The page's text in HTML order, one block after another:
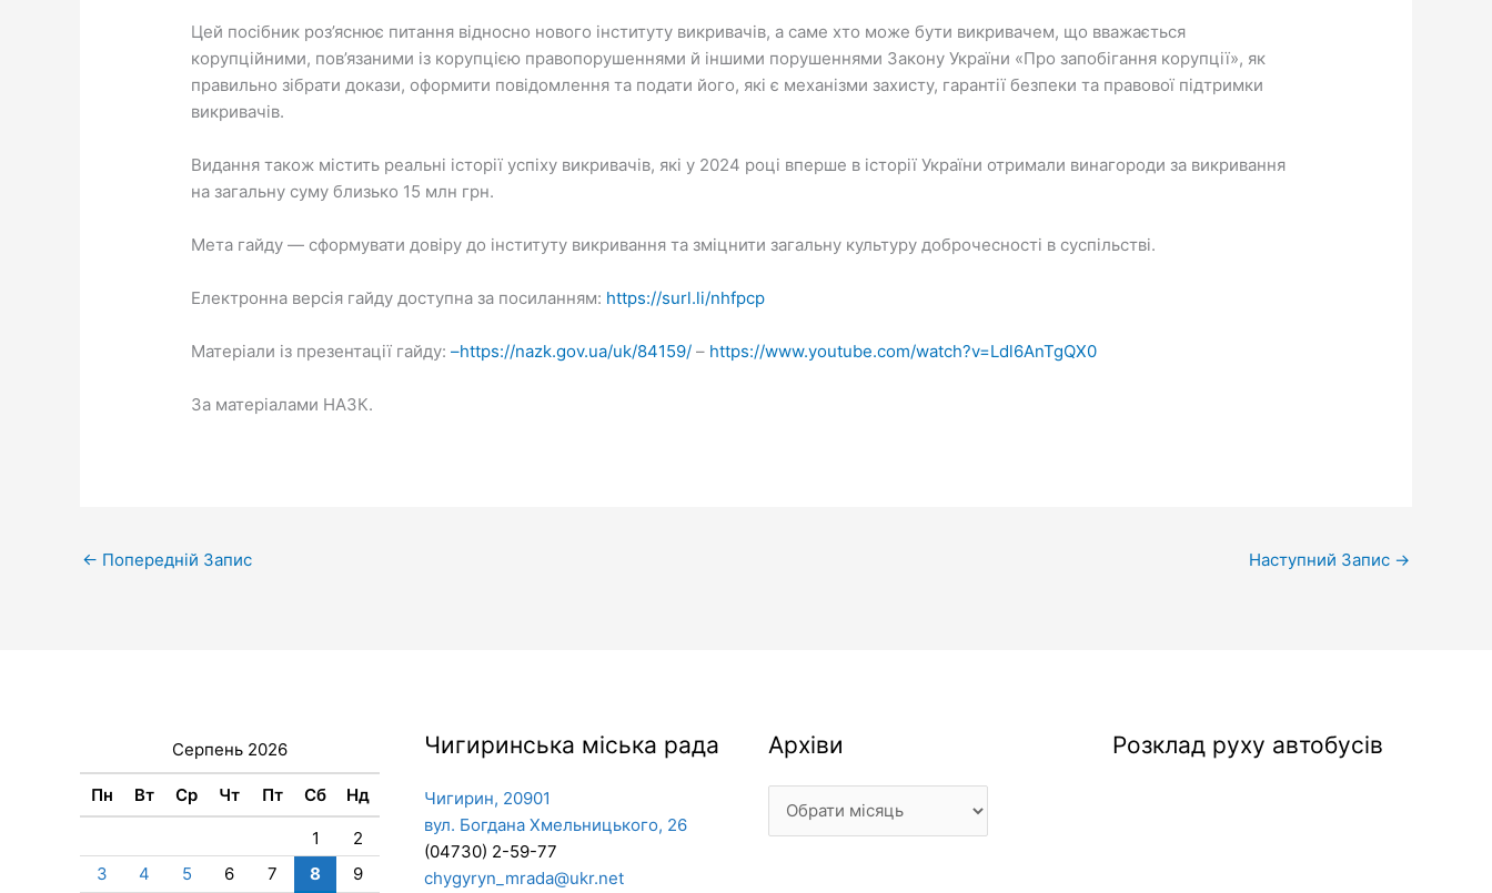
Цей посібник роз’яснює питання відносно нового інституту викривачів, а саме хто може бути викривачем, що вважається
корупційними, пов’язаними із корупцією правопорушеннями й іншими порушеннями Закону України «Про запобігання корупції», як
правильно зібрати докази, оформити повідомлення та подати його, які є механізми захисту, гарантії безпеки та правової підтримки
викривачів.
Видання також містить реальні історії успіху викривачів, які у 2024 році вперше в історії України отримали винагороди за викривання
на загальну суму близько 15 млн грн.
Мета гайду — сформувати довіру до інституту викривання та зміцнити загальну культуру доброчесності в суспільстві.
Електронна версія гайду доступна за посиланням: https://surl.li/nhfpcp
Матеріали із презентації гайду:–https://nazk.gov.ua/uk/84159/ – https://www.youtube.com/watch?v=Ldl6AnTgQX0
За матеріалами НАЗК.
← Попередній Запис Наступний Запис →
Серпень 2026
Пн Вт Ср Чт Пт Сб Нд
1
2
3
4 5 6 7 8 9
Чигиринська міська рада
Чигирин, 20901
вул. Богдана Хмельницького, 26
(04730) 2-59-77
chygyryn_mrada@ukr.net
Архіви
Архіви Розклад руху автобусів